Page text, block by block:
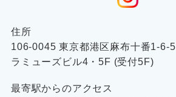
住所
106-0045 東京都港区麻布十番1-6-5
ラミューズビル4・5F (受付5F)
最寄駅からのアクセス